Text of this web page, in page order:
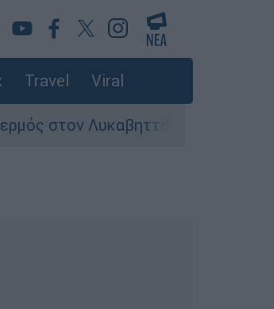
Travel Viral
στον Λυκαβηττό: Σορός σε